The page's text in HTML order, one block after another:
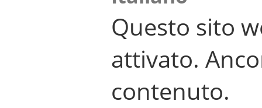
Questo sito
attivato.
contenuto.